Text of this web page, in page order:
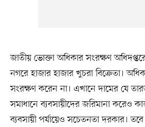
জাতীয় ভোক্তা অধিকার সংরক্ষণ
নগরে হাজার হাজার খুচরা বিক্রেতা।
সংরক্ষণ করেন না। এখানে দামের যে
সমাধানে ব্যবসায়ীদের জরিমানা করেও
ব্যবসায়ী পর্যায়েও সচেতনতা দরকার।